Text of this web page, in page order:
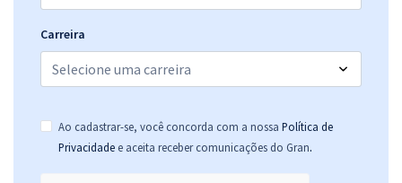
Carreira
Ao cadastrar-se, você concorda com a nossa Política de
Privacidade e aceita receber comunicações do Gran.